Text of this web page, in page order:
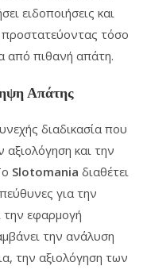
ειδοποιήσεις και
προστατεύοντας τόσο
από πιθανή απάτη.
Απάτης
διαδικασία που
και την
Slotomania διαθέτει
για την
εφαρμογή
την ανάλυση
την αξιολόγηση των